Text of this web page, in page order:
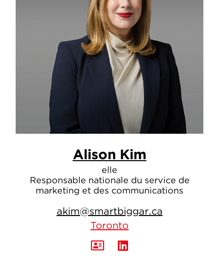
Alison Kim
elle
Responsable nationale du service de
marketing et des communications
akim@smartbiggar.ca
Toronto